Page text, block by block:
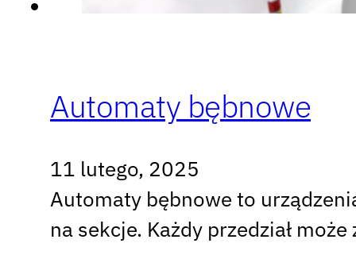
Automaty bębnowe
11 lutego, 2025
Automaty bębnowe to
na sekcje. Każdy przedział